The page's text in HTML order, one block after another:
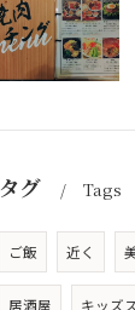
タグ Tags
ご飯 近く
居酒屋 キッズ